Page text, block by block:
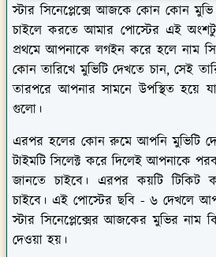
স্টার সিনেপ্লেক্সে আজকে কোন কোন
চাইলে করতে আমার পোস্টের এই
প্রথমে আপনাকে লগইন করে হলে নাম
কোন তারিখে মুভিটি দেখতে চান, সেই
তারপরে আপনার সামনে উপস্থিত হয়ে
গুলো।
এরপর হলের কোন রুমে আপনি মুভিটি
টাইমটি সিলেক্ট করে দিলেই আপনাকে
জানতে চাইবে। এরপর কয়টি টিকিট
চাইবে। এই পোস্টের ছবি - ৬ দেখলে
স্টার সিনেপ্লেক্সের আজকের মুভির নাম
দেওয়া হয়।